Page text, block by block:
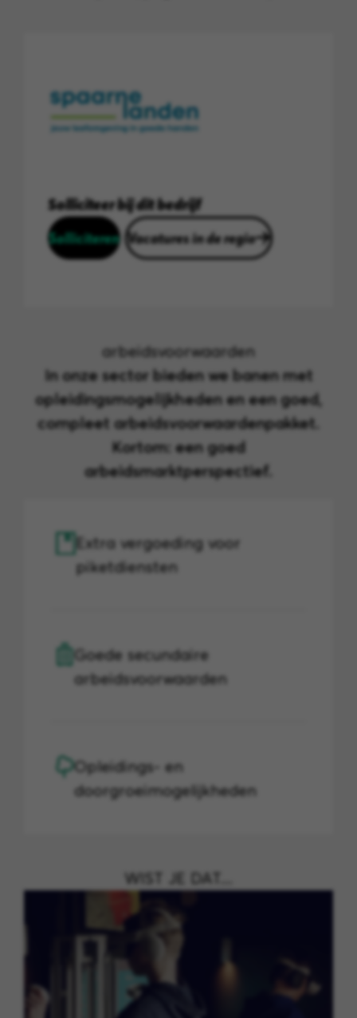
Solliciteer bij dit bedrijf
Solliciteren Vacatures in de regio
arbeidsvoorwaarden
In onze sector bieden we banen met
opleidingsmogelijkheden en een goed,
compleet arbeidsvoorwaardenpakket.
Kortom: een goed
arbeidsmarktperspectief.
Extra vergoeding voor
piketdiensten
Goede secundaire
arbeidsvoorwaarden
Opleidings- en
doorgroeimogelijkheden
WIST JE DAT....